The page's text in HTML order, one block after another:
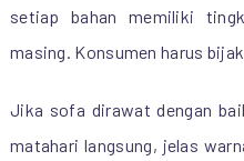
setiap bahan memiliki
masing. Konsumen harus
Jika sofa dirawat dengan
matahari langsung, jelas